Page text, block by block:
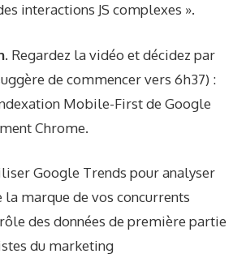
interactions JS complexes ».
Regardez la vidéo et décidez par
de commencer vers 6h37) :
Mobile-First de Google
Chrome.
Google Trends pour analyser
la marque de vos concurrents
des données de première partie
du marketing